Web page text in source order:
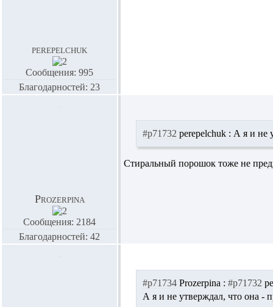
perepelchuk
Сообщения: 995
Благодарностей: 23
Prozerpina
Сообщения: 2184
Благодарностей: 42
#p71732 perepelchuk : А я и не
Стиральный порошок тоже не
#p71734 Prozerpina : #p71732
А я и не утверждал, что она -